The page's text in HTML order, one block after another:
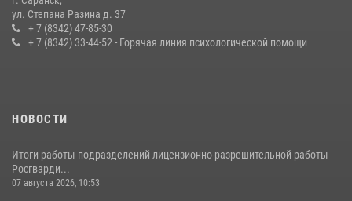
Сотрудники Росгвардии обеспечили безопасность Всероссийского
конкурса профмастерства в Саранске
23 июля 2026, 11:54 4
ул. Степана Разина д. 37
+ 7 (8342) 47-85-30
+ 7 (8342) 33-44-52 - Горячая линия психологической помощи
НОВОСТИ
Итоги работы подразделений лицензионно-разрешительной работы
Росгварди...
07 августа 2026, 10:53